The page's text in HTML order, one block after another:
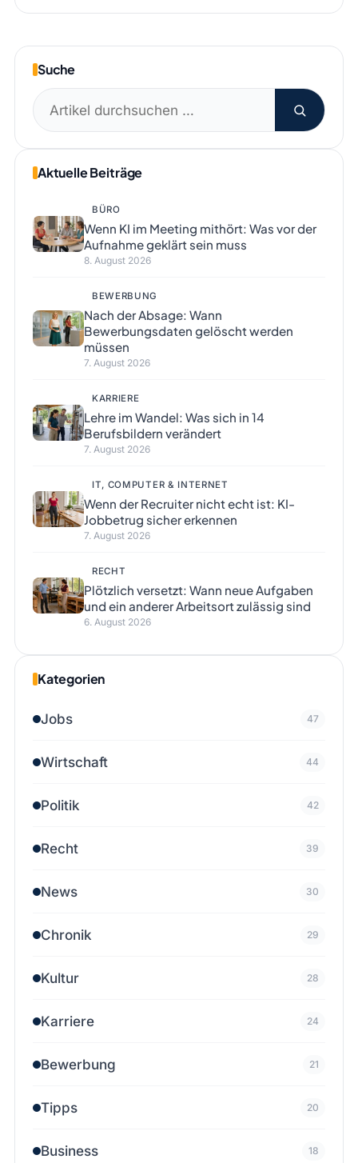
Suche
Suchen
nach:
Aktuelle Beiträge
BÜRO
Wenn KI im Meeting mithört: Was vor der
Aufnahme geklärt sein muss
8. August 2026
BEWERBUNG
Nach der Absage: Wann
Bewerbungsdaten gelöscht werden
müssen
7. August 2026
KARRIERE
Lehre im Wandel: Was sich in 14
Berufsbildern verändert
7. August 2026
IT, COMPUTER & INTERNET
Wenn der Recruiter nicht echt ist: KI-
Jobbetrug sicher erkennen
7. August 2026
RECHT
Plötzlich versetzt: Wann neue Aufgaben
und ein anderer Arbeitsort zulässig sind
6. August 2026
Kategorien
Jobs 47
Wirtschaft 44
Politik 42
Recht 39
News 30
Chronik 29
Kultur 28
Karriere 24
Bewerbung 21
Tipps 20
Business 18